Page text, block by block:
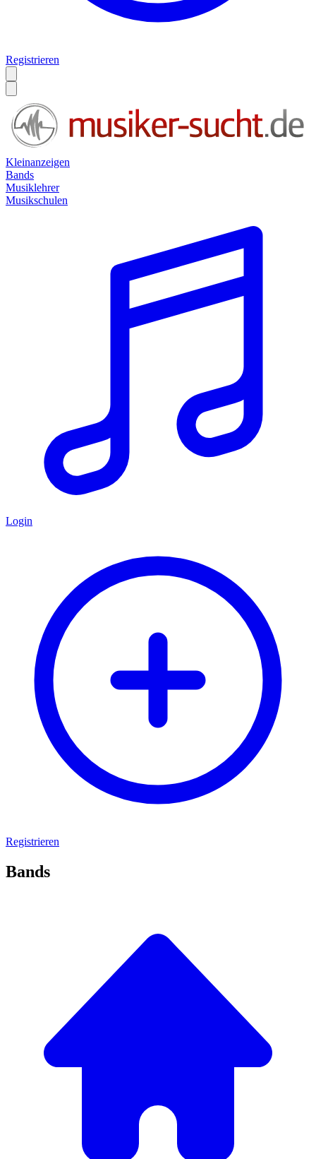
Registrieren
Kleinanzeigen
Bands
Musiklehrer
Musikschulen
Login
Registrieren
Bands